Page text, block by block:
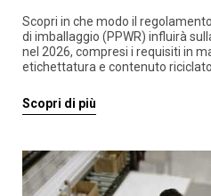
Scopri in che modo il
di imballaggio (PPWR) influirà
nel 2026, compresi i requisiti in
etichettatura e contenuto
Scopri di più